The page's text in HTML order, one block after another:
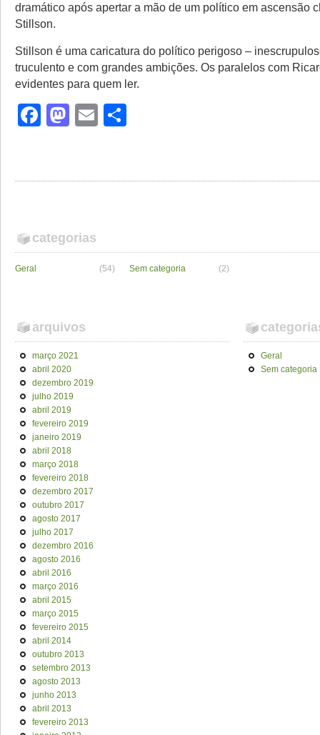
dramático após apertar a mão de um político em ascensão
Stillson.
Stillson é uma caricatura do político perigoso –
truculento e com grandes ambições. Os paralelos com
evidentes para quem ler.
Facebook
Mastodon
Email
categorias
Geral (54) Sem categoria (2)
arquivos
março 2021
abril 2020
dezembro 2019
julho 2019
abril 2019
fevereiro 2019
janeiro 2019
abril 2018
março 2018
fevereiro 2018
dezembro 2017
outubro 2017
agosto 2017
julho 2017
dezembro 2016
agosto 2016
abril 2016
março 2016
abril 2015
março 2015
fevereiro 2015
abril 2014
outubro 2013
setembro 2013
agosto 2013
junho 2013
abril 2013
fevereiro 2013
Geral
Sem categoria